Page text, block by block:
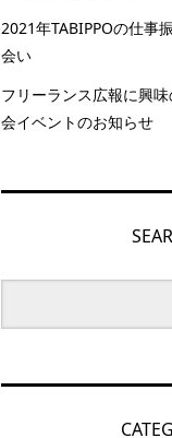
2021年TABIPPOの仕事
会い
フリーランス広報に興
会イベントのお知らせ